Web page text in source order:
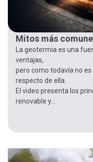
Mitos más
La geotermia es una
ventajas,
pero como todavía no
respecto de ella.
El video presenta los
renovable y...